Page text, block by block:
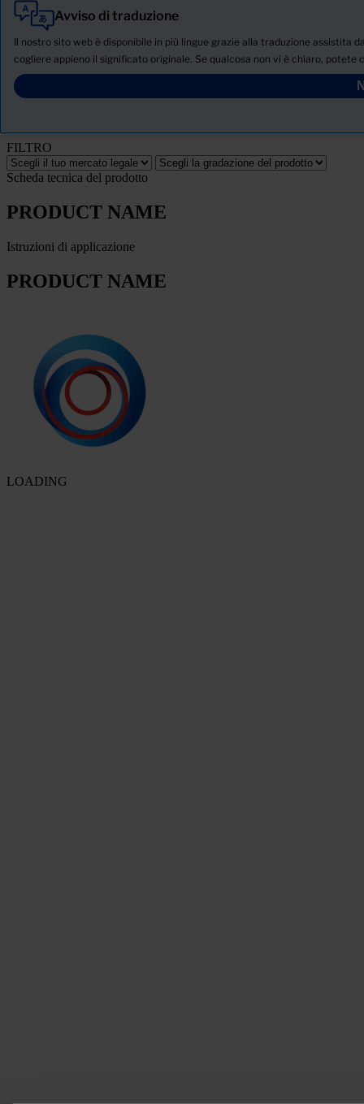
Avviso di traduzione
Il nostro sito web è disponibile in più lingue grazie alla traduzione
cogliere appieno il significato originale. Se qualcosa non vi è chiaro, potete
Tutti
Prodotti
SCHEDA TECNICA DI SICUREZZA
FILTRO
Scheda tecnica del prodotto
PRODUCT NAME
Istruzioni di applicazione
PRODUCT NAME
LOADING